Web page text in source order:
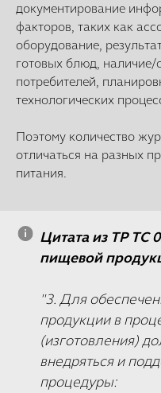
документирование
факторов, таких как
оборудование,
готовых блюд, наличие/
потребителей,
технологических
Поэтому количество
отличаться на разных
питания.
Цитата из ТР ТС
пищевой
"3. Для
продукции в
(изготовления)
внедряться и
процедуры: